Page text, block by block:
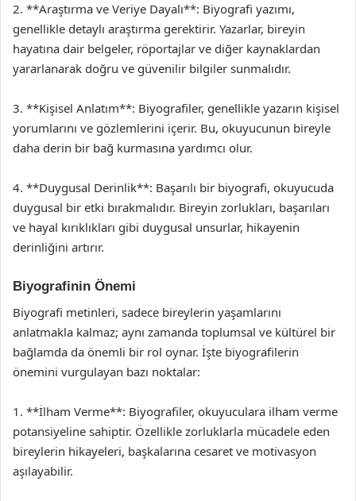
2. **Araştırma ve Veriye Dayalı**: Biyografi yazımı,
genellikle detaylı araştırma gerektirir. Yazarlar, bireyin
hayatına dair belgeler, röportajlar ve diğer kaynaklardan
yararlanarak doğru ve güvenilir bilgiler sunmalıdır.
3. **Kişisel Anlatım**: Biyografiler, genellikle yazarın kişisel
yorumlarını ve gözlemlerini içerir. Bu, okuyucunun bireyle
daha derin bir bağ kurmasına yardımcı olur.
4. **Duygusal Derinlik**: Başarılı bir biyografi, okuyucuda
duygusal bir etki bırakmalıdır. Bireyin zorlukları, başarıları
ve hayal kırıklıkları gibi duygusal unsurlar, hikayenin
derinliğini artırır.
Biyografinin Önemi
Biyografi metinleri, sadece bireylerin yaşamlarını
anlatmakla kalmaz; aynı zamanda toplumsal ve kültürel bir
bağlamda da önemli bir rol oynar. İşte biyografilerin
önemini vurgulayan bazı noktalar:
1. **İlham Verme**: Biyografiler, okuyuculara ilham verme
potansiyeline sahiptir. Özellikle zorluklarla mücadele eden
bireylerin hikayeleri, başkalarına cesaret ve motivasyon
aşılayabilir.